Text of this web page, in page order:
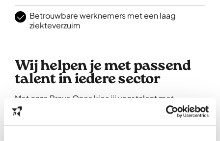
Wij helpen je met passend
talent in iedere sector
Met onze Brave Ones kies jij voor talent met
karakter als aanvulling op jouw huidige team.
Vindtalent dat perfect past binnen jouw
Betrouwbare werknemers met een laag
ziekteverzuim